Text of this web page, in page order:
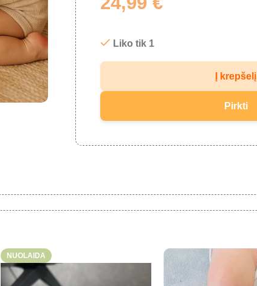
Liko tik 1
Į krepšelį
Pirkti
NUOLAIDA